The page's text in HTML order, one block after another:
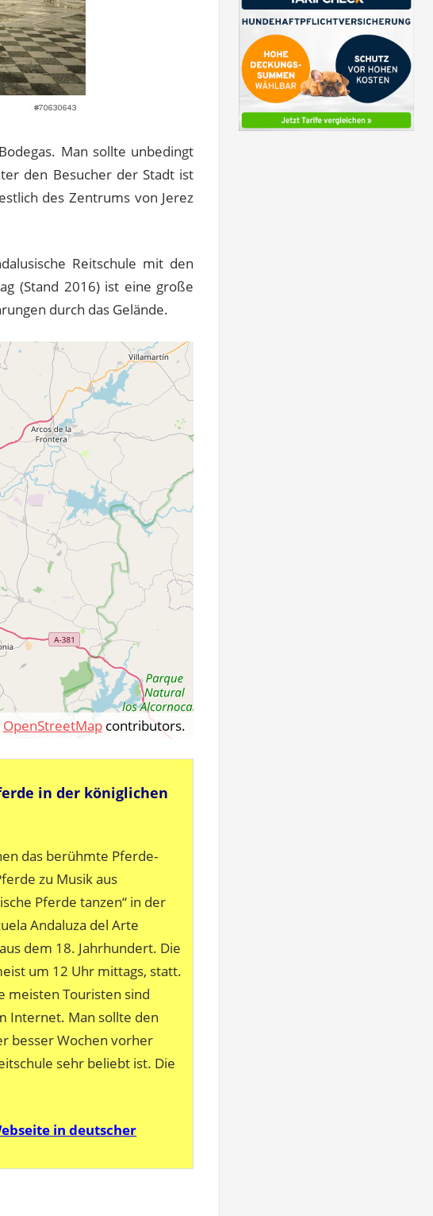
Man sollte unbedingt
den Besucher der Stadt ist
des Zentrums von Jerez
Reitschule mit den
(Stand 2016) ist eine große
durch das Gelände.
OpenStreetMapcontributors.
in der königlichen
das berühmte Pferde-
zu Musik aus
Pferde tanzen“ in der
Andaluza del Arte
dem 18. Jahrhundert. Die
um 12 Uhr mittags, statt.
meisten Touristen sind
Internet. Man sollte den
besser Wochen vorher
sehr beliebt ist. Die
in deutscher